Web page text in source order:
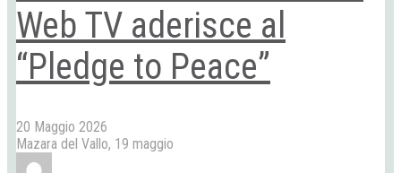
Web TV aderisce al
“Pledge to Peace”
20 Maggio 2026
Mazara del Vallo, 19 maggio